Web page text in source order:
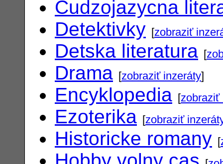
Cudzojazycna
Detektivky [zobraziť
Detska literatura [
Drama [zobraziť inzeráty]
Encyklopedia [zobraziť
Ezoterika [zobraziť
Historicke romany [